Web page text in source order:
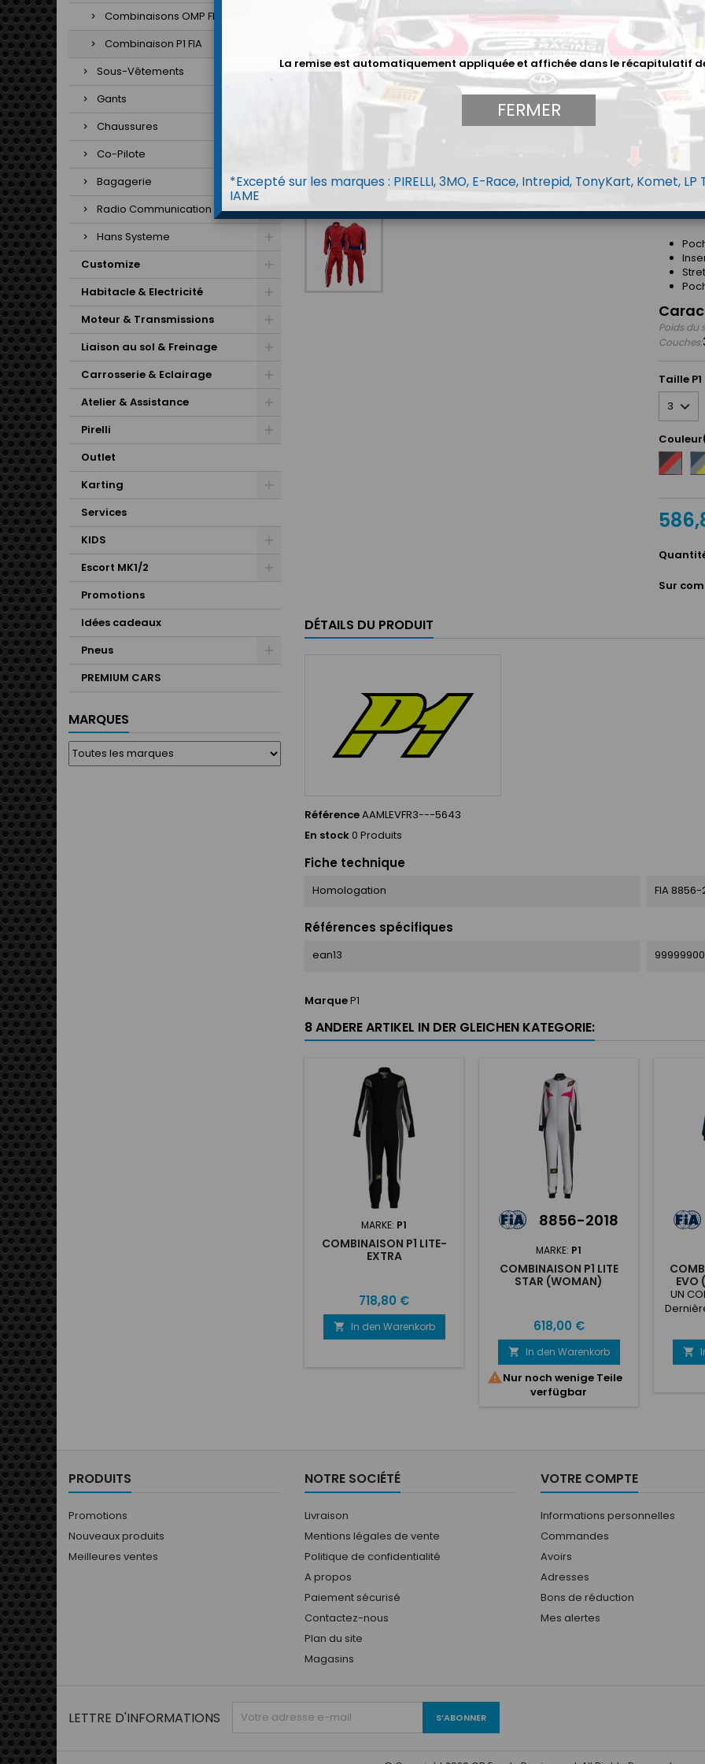
Combinaisons OMP FIA
Combinaison P1 FIA
Sous-Vêtements
Gants
Chaussures
Co-Pilote
Bagagerie
Radio Communication
Hans Systeme
Customize
Habitacle & Electricité
Moteur & Transmissions
Liaison au sol & Freinage
Carrosserie & Eclairage
Atelier & Assistance
Pirelli
Outlet
Karting
Services
KIDS
Escort MK1/2
Promotions
Idées cadeaux
Pneus
PREMIUM CARS
MARQUES
UNE
*
*
* 3
DÉTAILS
Poids du
Couches:
Taille P1
Noir
/
/
Argent/
Sur
DÉTAILS DU PRODUIT
RéférenceAAMLEVFR3---5643
En stock0 Produits
Fiche technique
Homologation FIA 8856-
Références spécifiques
ean13
MarqueP1
8 ANDERE ARTIKEL IN DER GLEICHEN KATEGORIE:
MARKE: P1
COMBINAISON P1 LITE-
EXTRA
Preis
718,80 €
 In den Warenkorb
8856-2018
MARKE: P1
COMBINAISON P1 LITE
STAR (WOMAN)
Preis
618,00 €
 In den Warenkorb
Nur noch wenige Teile
verfügbar
EVO
UN
100%

PRODUITS
Promotions
Nouveaux produits
Meilleures ventes
NOTRE SOCIÉTÉ
Livraison
Mentions légales de vente
Politique de confidentialité
A propos
Paiement sécurisé
Contactez-nous
Plan du site
Magasins
VOTRE COMPTE
Informations personnelles
Commandes
Avoirs
Adresses
Bons de réduction
Mes alertes
LETTRE D'INFORMATIONS
La remise est automatiquement appliquée et affichée dans le récapitulatif
FERMER
*Excepté sur les marques : PIRELLI, 3MO, E-Race, Intrepid, TonyKart, Komet, LP
IAME